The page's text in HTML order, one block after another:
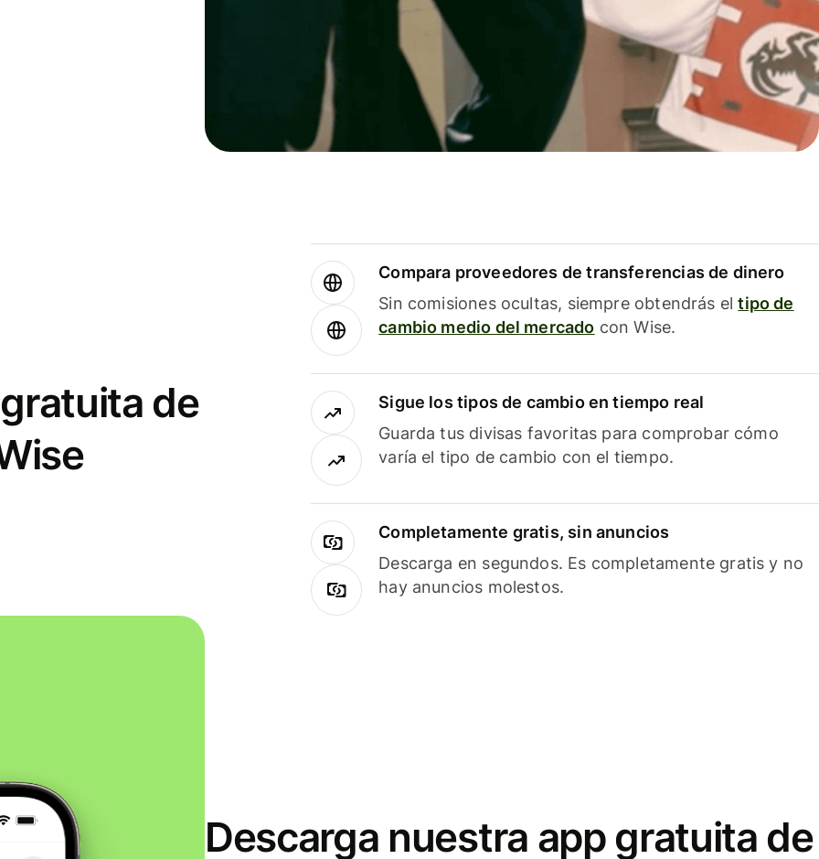
de
Compara proveedores de transferencias de dinero
Sin comisiones ocultas, siempre obtendrás eltipo de
cambio medio del mercado con Wise.
Sigue los tipos de cambio en tiempo real
Guarda tus divisas favoritas para comprobar cómo
varía el tipo de cambio con el tiempo.
Completamente gratis, sin anuncios
Descarga en segundos. Es completamente gratis y no
hay anuncios molestos.
Descarga nuestra app gratuita de